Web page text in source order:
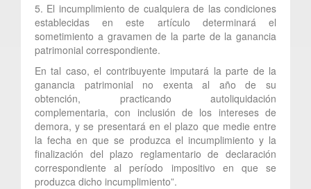
5. El incumplimiento de cualquiera de las condiciones
establecidas en este artículo determinará el
sometimiento a gravamen de la parte de la ganancia
patrimonial correspondiente.
En tal caso, el contribuyente imputará la parte de la
ganancia patrimonial no exenta al año de su
obtención, practicando autoliquidación
complementaria, con inclusión de los intereses de
demora, y se presentará en el plazo que medie entre
la fecha en que se produzca el incumplimiento y la
finalización del plazo reglamentario de declaración
correspondiente al período impositivo en que se
produzca dicho incumplimiento”.